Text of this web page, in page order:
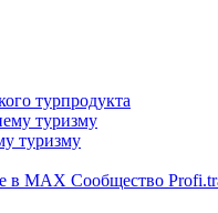
турпродукта
туризму
туризму
в MAX Сообщество